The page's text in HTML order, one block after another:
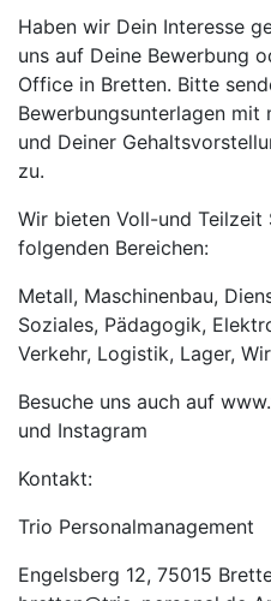
Haben wir Dein Interesse
uns auf Deine Bewerbung
Office in Bretten. Bitte
Bewerbungsunterlagen
und Deiner
zu.
Wir bieten Voll-und Teilzeit
folgenden Bereichen:
Metall, Maschinenbau,
Soziales, Pädagogik,
Verkehr, Logistik, Lager,
Besuche uns auch auf
und Instagram
Kontakt:
Trio Personalmanagement
Engelsberg 12, 75015